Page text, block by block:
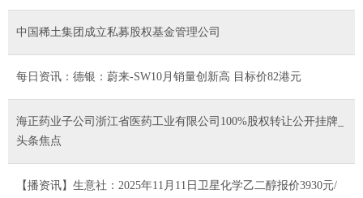
中国稀土集团成立私募股权基金管理公司
每日资讯：德银：蔚来-SW10月销量创新高 目标价82港元
海正药业子公司浙江省医药工业有限公司100%股权转让公开挂牌_
头条焦点
【播资讯】生意社：2025年11月11日卫星化学乙二醇报价3930元/